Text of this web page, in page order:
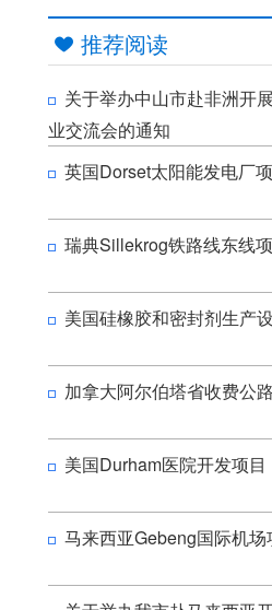
 推荐阅读
关于举办中山市赴非洲开
业交流会的通知
英国Dorset太阳能发电厂
瑞典Sillekrog铁路线东线
美国硅橡胶和密封剂生产
加拿大阿尔伯塔省收费公
美国Durham医院开发项目
马来西亚Gebeng国际机场